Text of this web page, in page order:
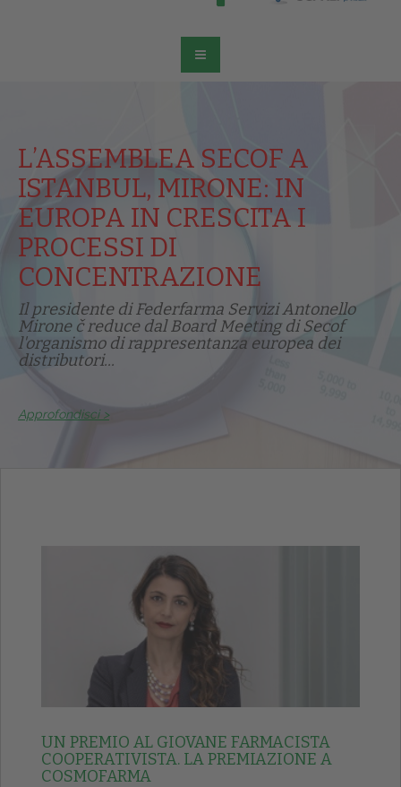
L’ASSEMBLEA SECOF A
ISTANBUL, MIRONE: IN
EUROPA IN CRESCITA I
PROCESSI DI
CONCENTRAZIONE
Il presidente di Federfarma Servizi Antonello
Mirone č reduce dal Board Meeting di Secof
l'organismo di rappresentanza europea dei
distributori...
Approfondisci >
UN PREMIO AL GIOVANE FARMACISTA
COOPERATIVISTA. LA PREMIAZIONE A
COSMOFARMA